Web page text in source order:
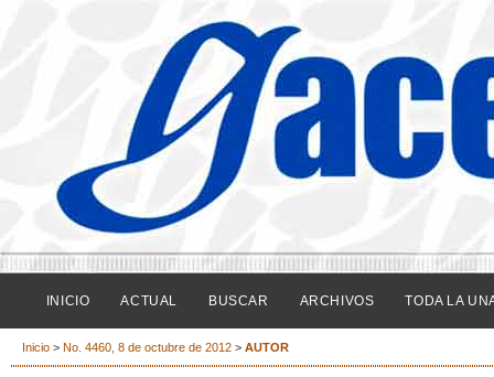
INICIO ACTUAL BUSCAR ARCHIVOS TODA LA
Inicio > No. 4460, 8 de octubre de 2012 > AUTOR